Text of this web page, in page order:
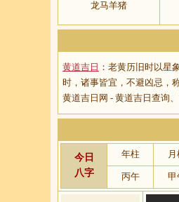
龙马羊猪
黄道吉日 ：老黄历旧时以星
时，诸事皆宜，不避凶忌，
黄道吉日网 - 黄道吉日查询
今日
八字
年柱 月
丙午 甲